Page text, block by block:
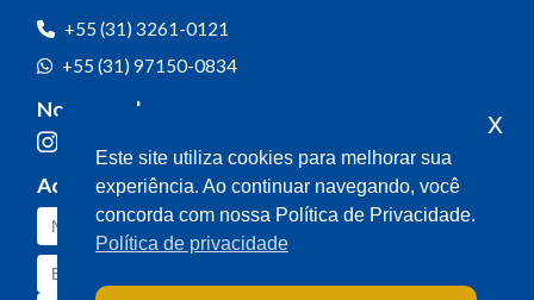
+55 (31) 3261-0121
+55 (31) 97150-0834
Nossas redes
Acompanhe o meu mandato
Este site utiliza cookies para melhorar sua
experiência. Ao continuar navegando, você
concorda com nossa Política de Privacidade.
Política de privacidade
x